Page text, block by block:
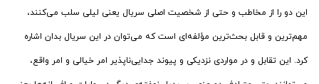
این دو را از مخاطب و حتی از شخصیت اصلی سریال یعنی لیلی سلب می‌کنند،
مهم‌ترین و قابل بحث‌ترین مؤلفه‌ای است که می‌توان در این سریال بدان اشاره
کرد. این تقابل و در مواردی نزدیکی و پیوند جدایی‌ناپذیر امر خیالی و امر واقع،